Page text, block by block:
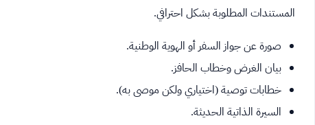
المستندات المطلوبة بشكل احترافي.
صورة عن جواز السفر أو الهوية الوطنية.
بيان الغرض وخطاب الحافز.
خطابات توصية (اختياري ولكن موصى به).
السيرة الذاتية الحديثة.